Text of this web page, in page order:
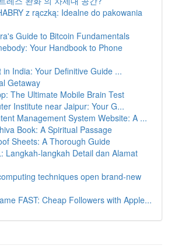
z rączką: Idealne do pakowania
Guide to Bitcoin Fundamentals
Your Handbook to Phone
in India: Your Definitive Guide ...
Getaway
The Ultimate Mobile Brain Test
Institute near Jaipur: Your G...
Management System Website: A ...
Book: A Spiritual Passage
Sheets: A Thorough Guide
Langkah-langkah Detail dan Alamat
techniques open brand-new
FAST: Cheap Followers with Apple...